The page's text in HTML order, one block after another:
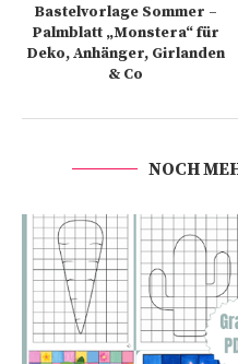
Bastelvorlage Sommer –
Palmblatt „Monstera“ für
Deko, Anhänger, Girlanden
& Co
NOCH